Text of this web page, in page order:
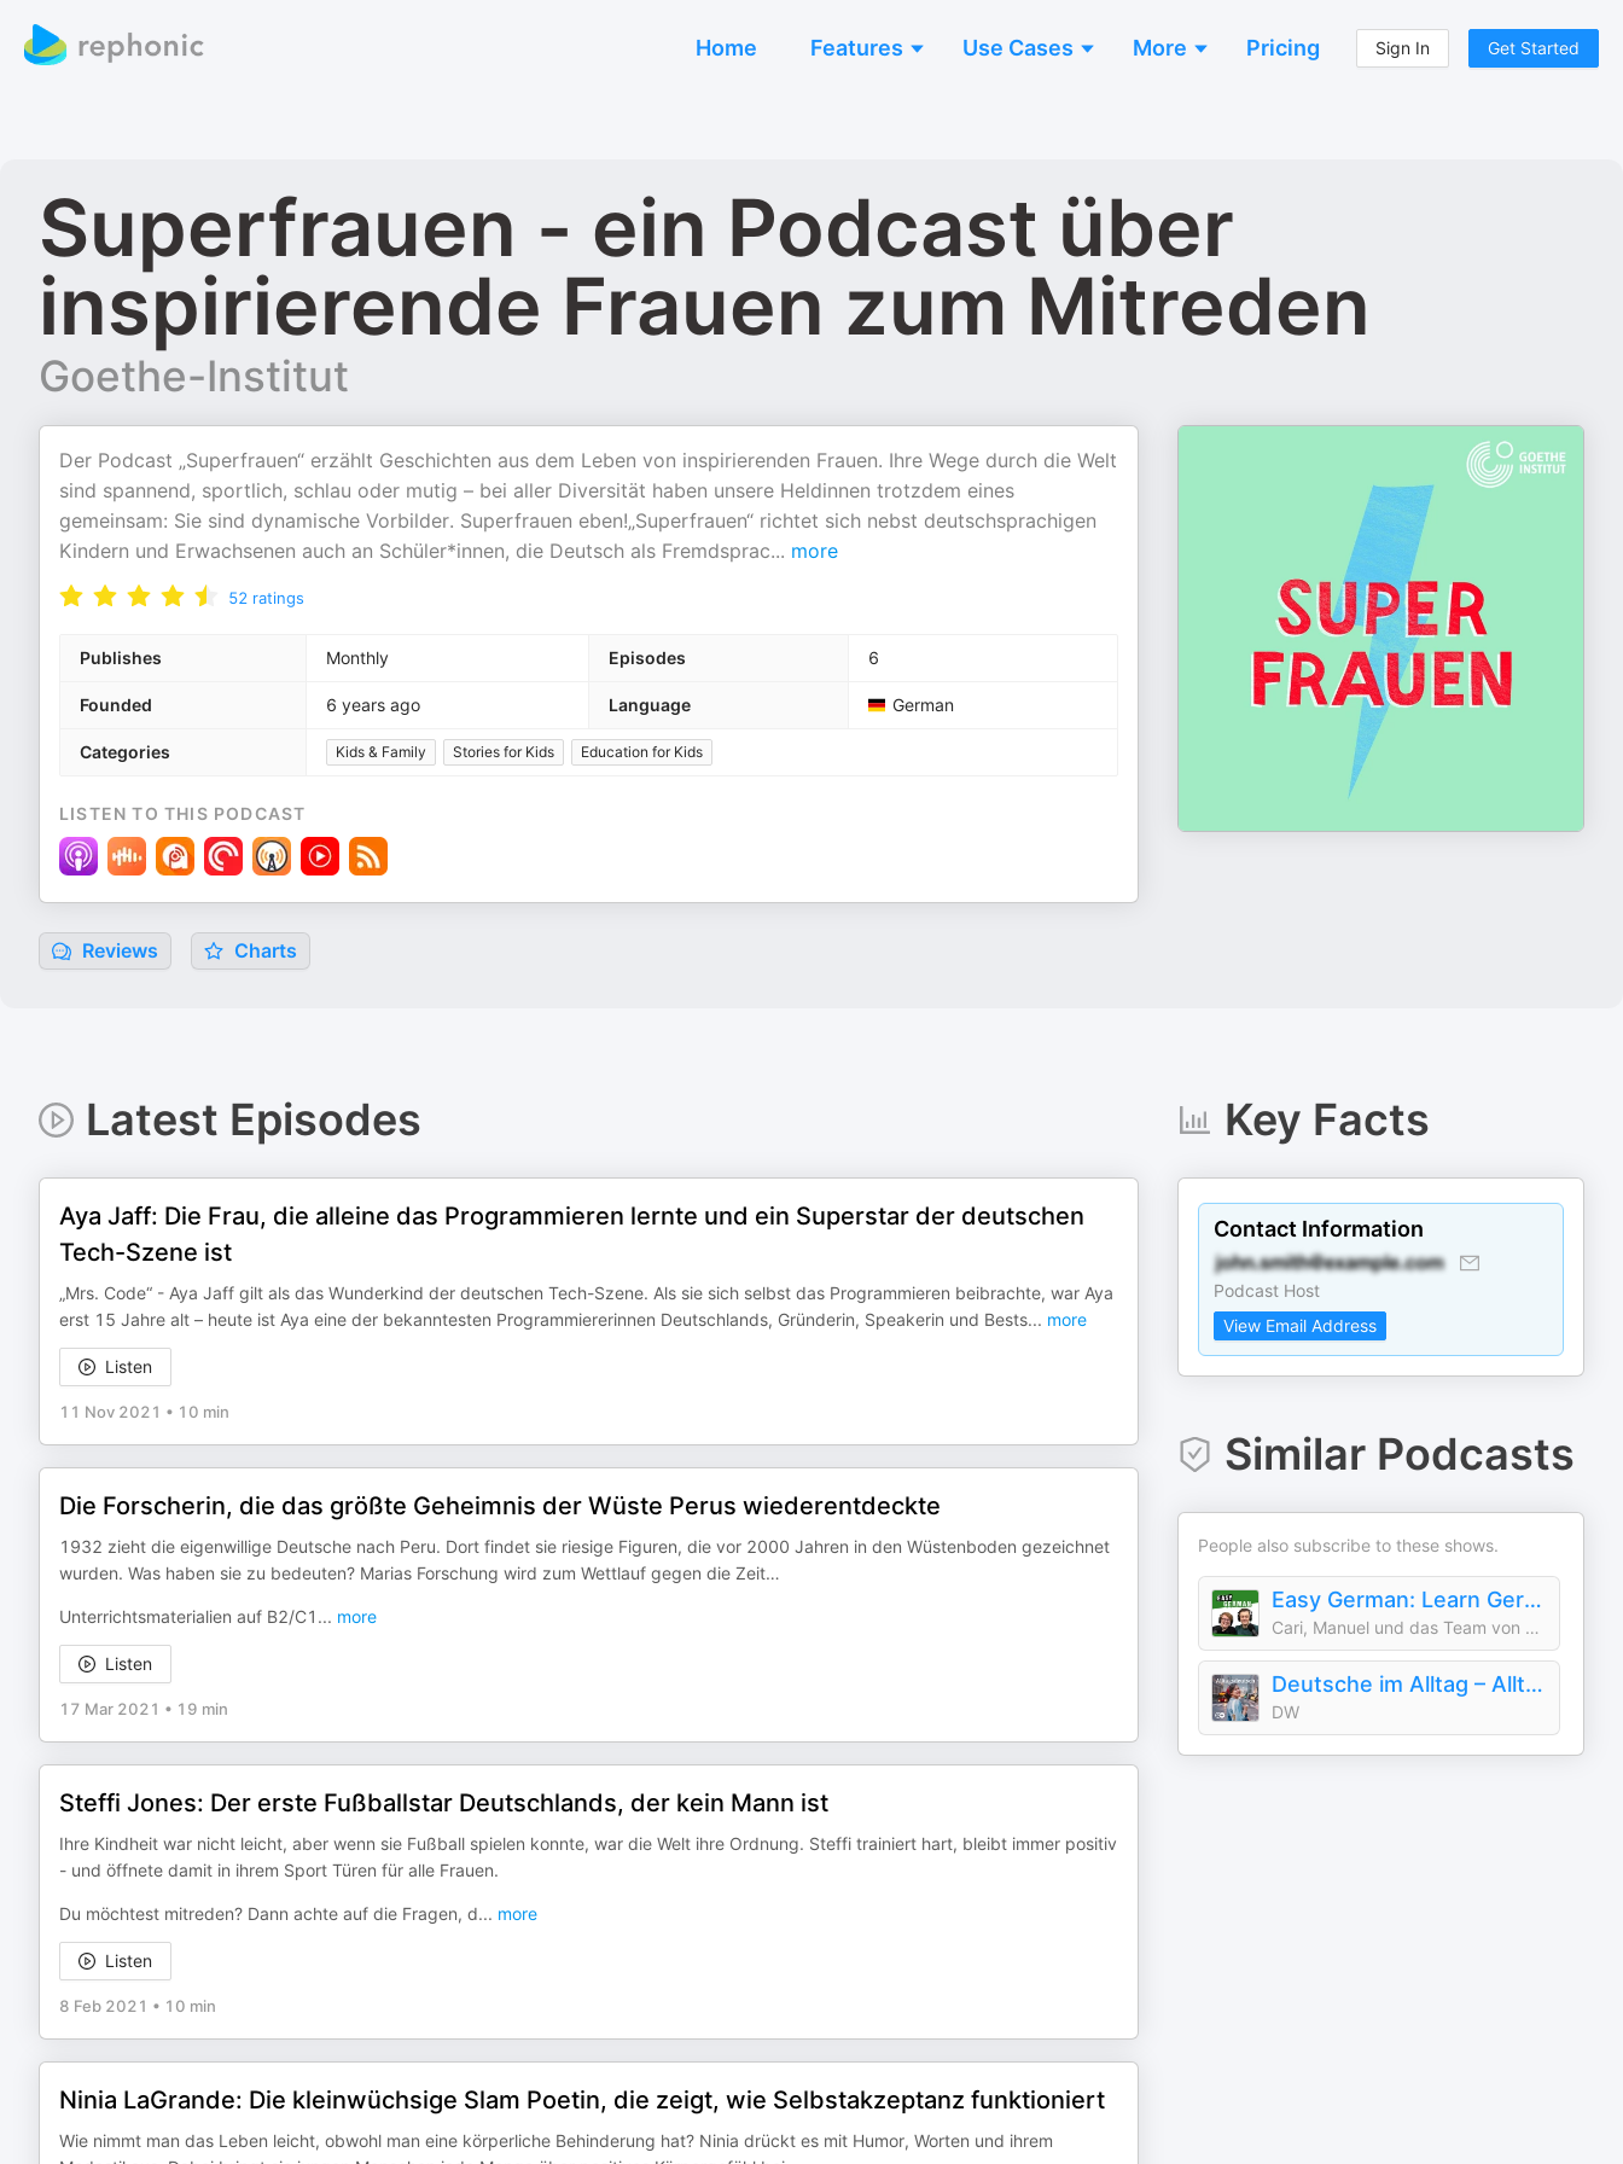
Home Features Use Cases More Pricing Sign In Get Started
Superfrauen - ein Podcast über
inspirierende Frauen zum Mitreden
Goethe-Institut
Der Podcast „Superfrauen“ erzählt Geschichten aus dem Leben von inspirierenden Frauen. Ihre Wege durch die Welt
sind spannend, sportlich, schlau oder mutig – bei aller Diversität haben unsere Heldinnen trotzdem eines
gemeinsam: Sie sind dynamische Vorbilder. Superfrauen eben!„Superfrauen“ richtet sich nebst deutschsprachigen
Kindern und Erwachsenen auch an Schüler*innen, die Deutsch als Fremdsprac... more
52 ratings
Publishes Monthly Episodes 6
Founded 6 years ago Language German
Categories Kids & Family Stories for Kids Education for Kids
LISTEN TO THIS PODCAST
Reviews Charts
Latest Episodes
Aya Jaff: Die Frau, die alleine das Programmieren lernte und ein Superstar der deutschen
Tech-Szene ist
„Mrs. Code“ - Aya Jaff gilt als das Wunderkind der deutschen Tech-Szene. Als sie sich selbst das Programmieren beibrachte, war Aya
erst 15 Jahre alt – heute ist Aya eine der bekanntesten Programmiererinnen Deutschlands, Gründerin, Speakerin und Bests... more
Listen
11 Nov 2021 • 10 min
Die Forscherin, die das größte Geheimnis der Wüste Perus wiederentdeckte
1932 zieht die eigenwillige Deutsche nach Peru. Dort findet sie riesige Figuren, die vor 2000 Jahren in den Wüstenboden gezeichnet
wurden. Was haben sie zu bedeuten? Marias Forschung wird zum Wettlauf gegen die Zeit…
Unterrichtsmaterialien auf B2/C1 ... more
Listen
17 Mar 2021 • 19 min
Steffi Jones: Der erste Fußballstar Deutschlands, der kein Mann ist
Ihre Kindheit war nicht leicht, aber wenn sie Fußball spielen konnte, war die Welt ihre Ordnung. Steffi trainiert hart, bleibt immer positiv
- und öffnete damit in ihrem Sport Türen für alle Frauen.
Du möchtest mitreden? Dann achte auf die Fragen, d... more
Listen
8 Feb 2021 • 10 min
Ninia LaGrande: Die kleinwüchsige Slam Poetin, die zeigt, wie Selbstakzeptanz funktioniert
Wie nimmt man das Leben leicht, obwohl man eine körperliche Behinderung hat? Ninia drückt es mit Humor, Worten und ihrem
Key Facts
Contact Information
Podcast Host
View Email Address
Similar Podcasts
People also subscribe to these shows.
Easy German: Learn German with native speakers | Deutsch lernen mit Muttersprachlern
Cari, Manuel und das Team von Easy German
Deutsche im Alltag – Alltagsdeutsch | Audios | DW Deutsch lernen
DW